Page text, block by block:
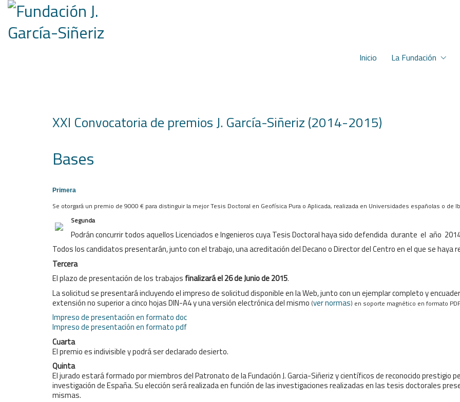
Inicio La Fundación
XXI Convocatoria de premios J. García-Siñeriz (2014-2015)
Bases
Primera
Se otorgará un premio de 9000 € para distinguir la mejor Tesis Doctoral en Geofísica Pura o Aplicada, realizada en Universidades españolas o de
Segunda
Podrán concurrir todos aquellos Licenciados e Ingenieros cuya Tesis Doctoral haya sido defendida durante el año
Todos los candidatos presentarán, junto con el trabajo, una acreditación del Decano o Director del Centro en el que se haya
Tercera
El plazo de presentación de los trabajos finalizará el 26 de Junio de 2015.
La solicitud se presentará incluyendo el impreso de solicitud disponible en la Web, junto con un ejemplar completo y
extensión no superior a cinco hojas DIN-A4 y una versión electrónica del mismo (ver normas) en soporte magnético en formato
Impreso de presentación en formato doc
Impreso de presentación en formato pdf
Cuarta
El premio es indivisible y podrá ser declarado desierto.
Quinta
El jurado estará formado por miembros del Patronato de la Fundación J. Garcia-Siñeriz y científicos de reconocido prestigio
investigación de España. Su elección será realizada en función de las investigaciones realizadas en las tesis doctorales
mismas.